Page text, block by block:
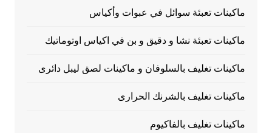
ماكينات تعبئة سوائل في عبوات وأكياس
ماكينات تعبئة نشا و دقيق و بن في اكياس اوتوماتيك
ماكينات تغليف بالسلوفان و ماكينات لصق ليبل دائرى
ماكينات تغليف بالشرنك الحرارى
ماكينات تغليف بالفاكيوم